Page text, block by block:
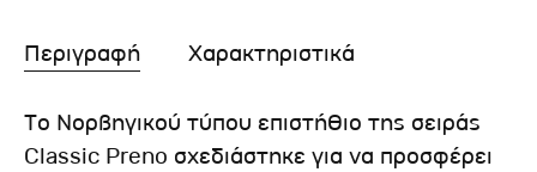
Περιγραφή Χαρακτηριστικά
Το Νορβηγικού τύπου επιστήθιο της σειράς
Classic Preno σχεδιάστηκε για να προσφέρει